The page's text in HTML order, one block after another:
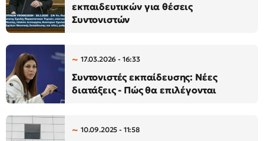
εκπαιδευτικών για θέσεις
Συντονιστών
17.03.2026 - 16:33
Συντονιστές εκπαίδευσης: Νέες
διατάξεις - Πώς θα επιλέγονται
10.09.2025 - 11:58